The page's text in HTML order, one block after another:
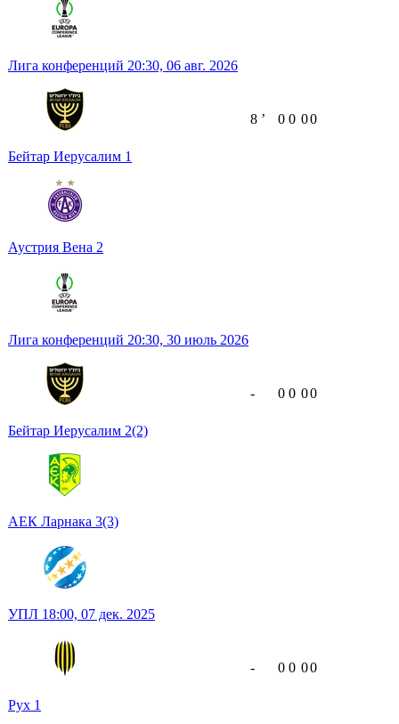
Лига конференций 20:30, 06 авг. 2026
Бейтар Иерусалим 1
Аустрия Вена 2
8 ʼ 0 0 00
Лига конференций 20:30, 30 июль 2026
Бейтар Иерусалим 2(2)
АЕК Ларнака 3(3)
- 0 0 00
УПЛ 18:00, 07 дек. 2025
Рух 1
- 0 0 00